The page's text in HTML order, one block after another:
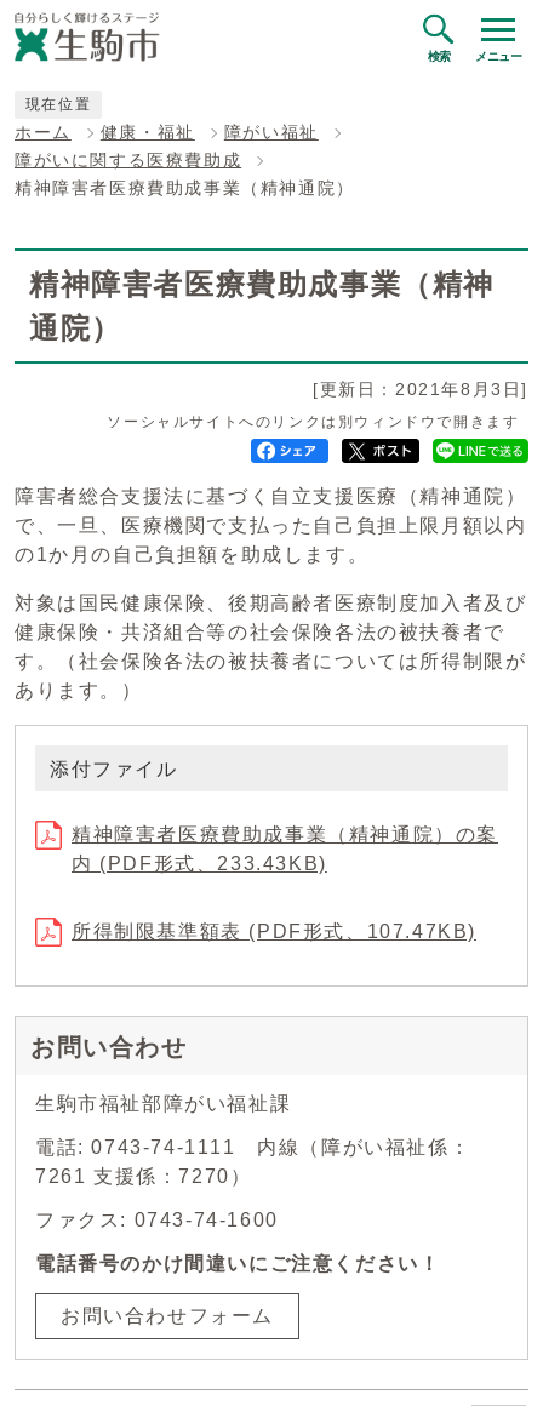
検索 メニュー
現在位置
ホーム 健康・福祉
障がい福祉
障がいに関する医療費助成
精神障害者医療費助成事業（精神通院）
精神障害者医療費助成事業（精神
通院）
[更新日：2021年8月3日]
ソーシャルサイトへのリンクは別ウィンドウで開きます
障害者総合支援法に基づく自立支援医療（精神通院）
で、一旦、医療機関で支払った自己負担上限月額以内
の1か月の自己負担額を助成します。
対象は国民健康保険、後期高齢者医療制度加入者及び
健康保険・共済組合等の社会保険各法の被扶養者で
す。（社会保険各法の被扶養者については所得制限が
あります。）
添付ファイル
精神障害者医療費助成事業（精神通院）の案
内 (PDF形式、233.43KB)
所得制限基準額表 (PDF形式、107.47KB)
お問い合わせ
生駒市福祉部障がい福祉課
電話: 0743-74-1111 内線（障がい福祉係：
7261 支援係：7270）
ファクス: 0743-74-1600
電話番号のかけ間違いにご注意ください！
お問い合わせフォーム